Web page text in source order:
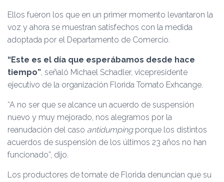
Ellos fueron los que en un primer momento levantaron la
voz y ahora se muestran satisfechos con la medida
adoptada por el Departamento de Comercio.
“Este es el día que esperábamos desde hace
tiempo”, señaló Michael Schadler, vicepresidente
ejecutivo de la organización Florida Tomato Exhcange.
“A no ser que se alcance un acuerdo de suspensión
nuevo y muy mejorado, nos alegramos por la
reanudación del caso antidumpingporque los distintos
acuerdos de suspensión de los últimos 23 años no han
funcionado”, dijo.
Los productores de tomate de Florida denuncian que su